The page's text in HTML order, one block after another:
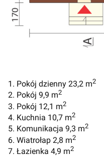
1. Pokój dzienny 23,2 m2
2. Pokój 9,9 m2
3. Pokój 12,1 m2
4. Kuchnia 10,7 m2
5. Komunikacja 9,3 m2
6. Wiatrołap 2,8 m2
7. Łazienka 4,9 m2